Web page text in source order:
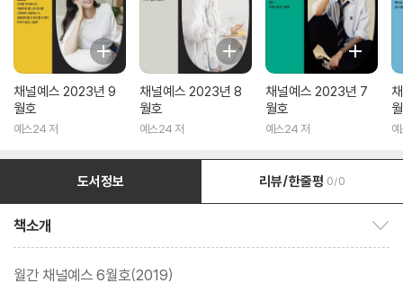
채널예스 2023년 9
월호
예스24 저
채널예스 2023년 8
월호
예스24 저
채널예스 2023년 7
월호
예스24 저
도서정보 리뷰/한줄평 0/0
책소개
월간 채널예스 6월호(2019)